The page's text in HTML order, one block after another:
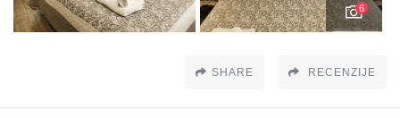
6
SHARE RECENZIJE